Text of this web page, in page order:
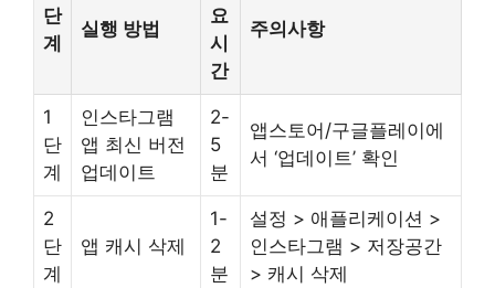
단
계
실행 방법
요
시
간
주의사항
1
단
계
인스타그램
앱 최신 버전
업데이트
2-
5
분
앱스토어/구글플레이에
서 ‘업데이트’ 확인
2
단
계
앱 캐시 삭제
1-
2
분
설정 > 애플리케이션 >
인스타그램 > 저장공간
> 캐시 삭제